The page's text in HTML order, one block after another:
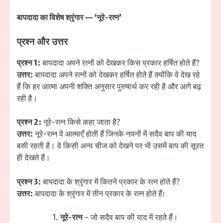
बापदादा का विशेष श्रृंगार — ‘नूरे-रत्न’
प्रश्न और उत्तर
प्रश्न 1:बापदादा अपने रत्नों को देखकर किस प्रकार हर्षित होते हैं?
उत्तर:बापदादा अपने रत्नों को देखकर हर्षित होते हैं क्योंकि वे देख रहे
हैं कि हर आत्मा अपनी शक्ति अनुसार पुरुषार्थ कर रही है और आगे बढ़
रही है।
प्रश्न 2:नूरे-रत्न किसे कहा जाता है?
उत्तर:नूरे-रत्न वे आत्माएँ होती हैं जिनके नयनों में सदैव बाप की याद
बसी रहती है। वे किसी अन्य चीज को देखने पर भी उसमें बाप की सूरत
ही देखते हैं।
प्रश्न 3:बापदादा के श्रृंगार में कितने प्रकार के रत्न होते हैं?
उत्तर:बापदादा के श्रृंगार में तीन प्रकार के रत्न होते हैं:
नूरे-रत्न– जो सदैव बाप की याद में रहते हैं।